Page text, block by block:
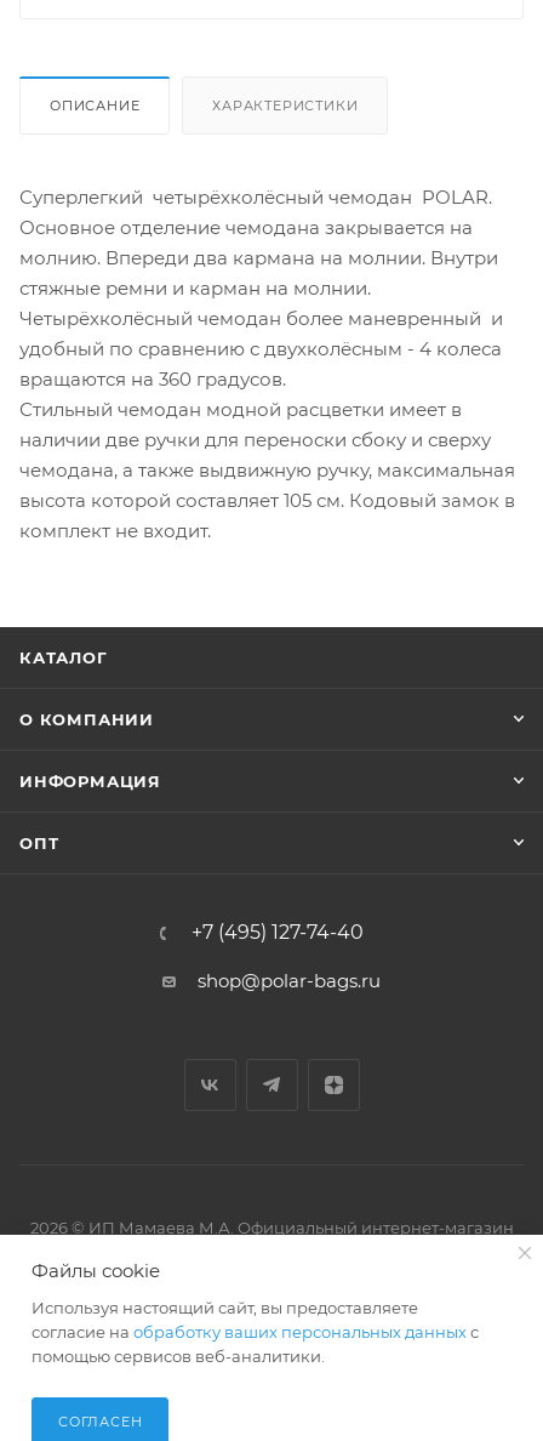
ОПИСАНИЕ ХАРАКТЕРИСТИКИ
Суперлегкий четырёхколёсный чемодан POLAR.
Основное отделение чемодана закрывается на
молнию. Впереди два кармана на молнии. Внутри
стяжные ремни и карман на молнии.
Четырёхколёсный чемодан более маневренный и
удобный по сравнению с двухколёсным - 4 колеса
вращаются на 360 градусов.
Стильный чемодан модной расцветки имеет в
наличии две ручки для переноски сбоку и сверху
чемодана, а также выдвижную ручку, максимальная
высота которой составляет 105 см. Кодовый замок в
комплект не входит.
КАТАЛОГ
О КОМПАНИИ
ИНФОРМАЦИЯ
ОПТ
+7 (495) 127-74-40
shop@polar-bags.ru
2026 © ИП Мамаева М.А. Официальный интернет-магазин
Файлы cookie
Используя настоящий сайт, вы предоставляете
согласие на обработку ваших персональных данныхс
помощью сервисов веб-аналитики.
СОГЛАСЕН